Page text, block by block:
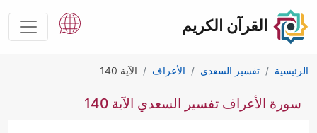
القرآن الكريم
الرئيسية تفسير السعدي الأعراف الآية 140
سورة الأعراف تفسير السعدي الآية 140